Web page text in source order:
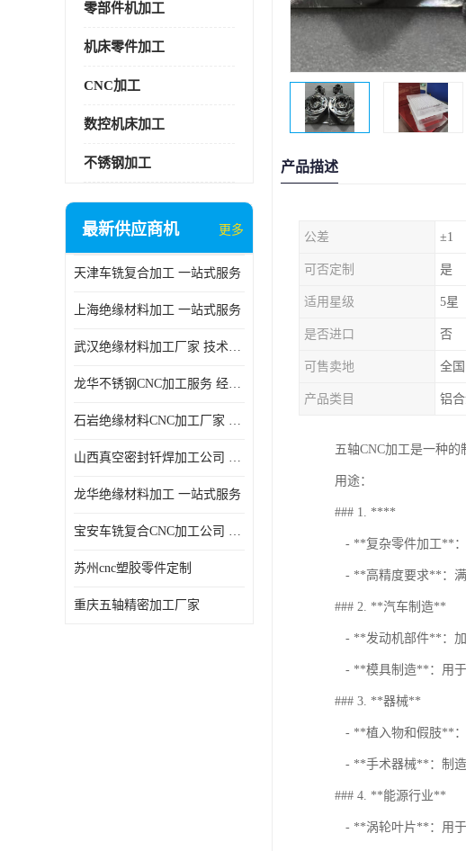
零部件机加工
机床零件加工
CNC加工
数控机床加工
不锈钢加工
最新供应商机 更多
天津车铣复合加工 一站式服务
上海绝缘材料加工 一站式服务
武汉绝缘材料加工厂家 技术成熟
龙华不锈钢CNC加工服务 经验丰富
石岩绝缘材料CNC加工厂家 技术成熟
山西真空密封钎焊加工公司 经验丰富
龙华绝缘材料加工 一站式服务
宝安车铣复合CNC加工公司 技术成熟
苏州cnc塑胶零件定制
重庆五轴精密加工厂家
产品描述
公差 ±1
可否定制 是
适用星级 5星
是否进口 否
可售卖地 全国
产品类目 铝
五轴CNC加工是一种
用途：
### 1. ****
- **复杂零件加工**：
- **高精度要求**：满
### 2. **汽车制造**
- **发动机部件**：加
- **模具制造**：用于
### 3. **器械**
- **植入物和假肢**：
- **手术器械**：制造
### 4. **能源行业**
- **涡轮叶片**：用于